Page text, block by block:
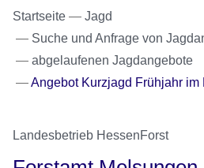
Startseite
Jagd
Suche und Anfrage von
abgelaufenen Jagdangebote
Angebot Kurzjagd Frühjahr im
Landesbetrieb HessenForst